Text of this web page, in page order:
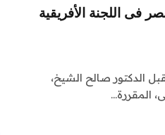
فى اللجنة الأفريقية
الدكتور صالح الشيخ،
المقررة…